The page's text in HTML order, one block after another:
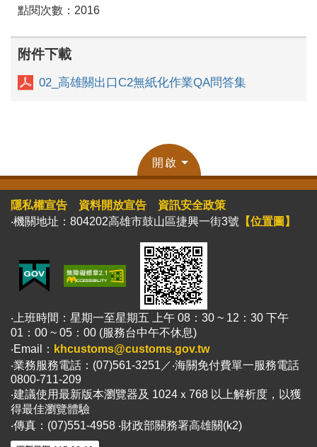
點閱次數：2016
附件下載
02_高雄關出口C2無紙化作業QA問答集
開啟
隱私權宣告 資料開放宣告
資訊安全政策
‧機關地址：804202高雄市鼓山區捷興一街3號 【位置圖】
‧上班時間：星期一至星期五 上午 08：30 ~ 12：30 下午
01：00 ~ 05：00 (服務台中午不休息)
‧Email： khcustoms@customs.gov.tw
‧業務服務電話：(07)561-3251／‧海關免付費單一服務電話
0800-711-209
‧建議使用最新版本瀏覽器及 1024ｘ768 以上解析度，以獲
得最佳瀏覽體驗
‧傳真：(07)551-4958 ‧財政部關務署高雄關(k2)